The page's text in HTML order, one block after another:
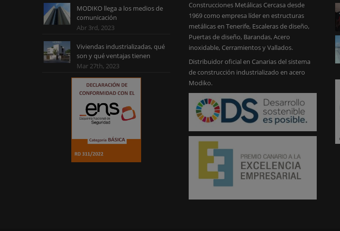
MODIKO llega a los medios de
comunicación
Abr 3rd, 2023
Viviendas industrializadas, qué
son y qué ventajas tienen
Mar 27th, 2023
Construcciones Metálicas Cercasa desde
1969 como empresa líder en estructuras
metálicas en Tenerife, Escaleras de diseño,
Puertas de diseño, Barandas, Acero
inoxidable, Cerramientos y Vallados.
Distribuidor oficial en Canarias del sistema
de construcción industrializado en acero
Modiko.